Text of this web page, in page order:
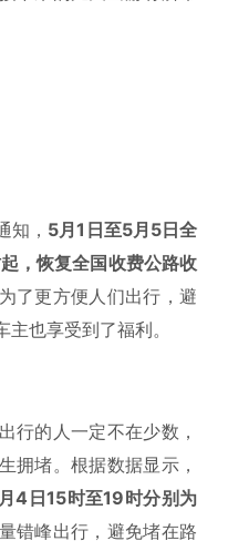
知， 5月1日至5月5日全
，恢复全国收费公路收
了更方便人们出行，避
也享受到了福利。
行的人一定不在少数，
拥堵。根据数据显示，
4日15时至19时分别为
错峰出行，避免堵在路